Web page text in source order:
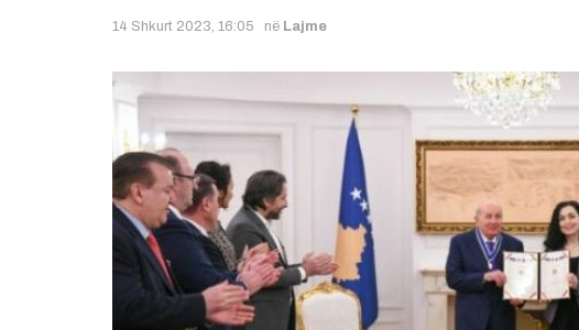
14 Shkurt 2023, 16:05 në Lajme